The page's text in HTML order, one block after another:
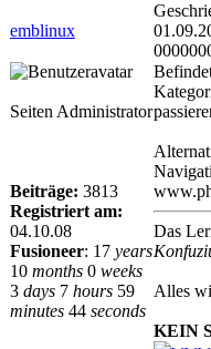
emblinux
Seiten Administrator
Beiträge: 3813
Registriert am:
04.10.08
Fusioneer: 17 years
10 months 0 weeks
3 days 7 hours 59
minutes 44 seconds
Das
Alles
KEIN